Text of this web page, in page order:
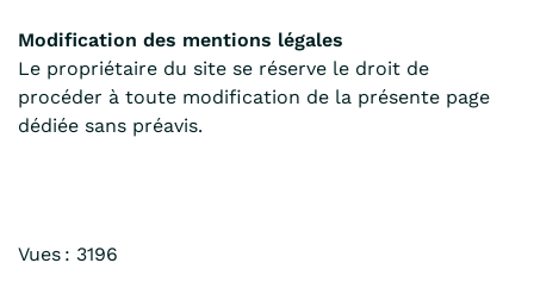
Modification des mentions légales
Le propriétaire du site se réserve le droit de
procéder à toute modification de la présente page
dédiée sans préavis.
Vues : 3196